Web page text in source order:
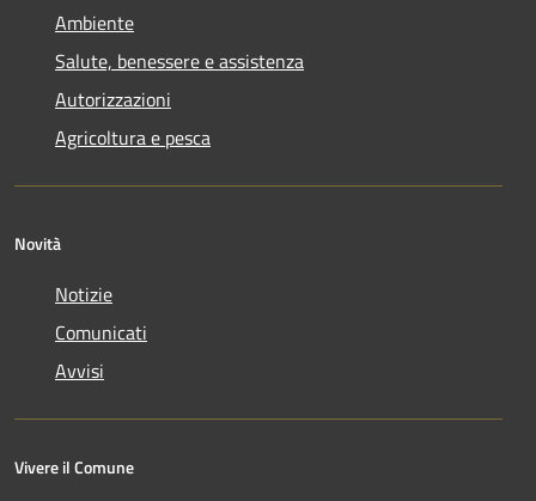
Ambiente
Salute, benessere e assistenza
Autorizzazioni
Agricoltura e pesca
Novità
Notizie
Comunicati
Avvisi
Vivere il Comune